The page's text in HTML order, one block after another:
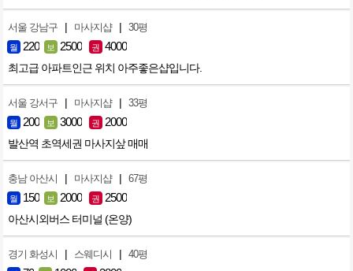
서울 강남구 | 마사지샵 | 30평
월 220 보 2500 권 4000
최고급 아파트인근 위치 아주좋은샵입니다.
서울 강서구 | 마사지샵 | 33평
월 200 보 3000 권 2000
발산역 초역세권 마사지샆 매매
충남 아산시 | 마사지샵 | 67평
월 150 보 2000 권 2500
아산시외버스 터미널 (온양)
경기 화성시 | 스웨디시 | 40평